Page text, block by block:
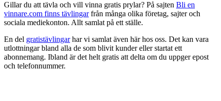
Gillar du att tävla och vill vinna gratis prylar? På sajten Bli en
vinnare.com finns tävlingarfrån många olika företag, sajter och
sociala mediekonton. Allt samlat på ett ställe.
En del gratistävlingarhar vi samlat även här hos oss. Det kan vara
utlottningar bland alla de som blivit kunder eller startat ett
abonnemang. Ibland är det helt gratis att delta om du uppger epost
och telefonnummer.